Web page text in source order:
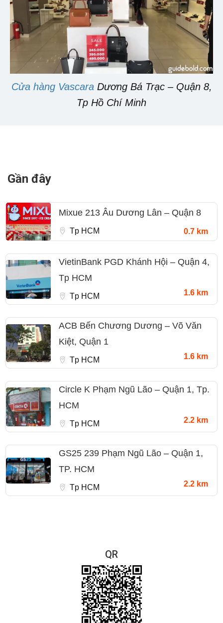
Cửa hàng VascaraDương Bá Trạc – Quận 8,
Tp Hồ Chí Minh
Gần đây
Mixue 213 Âu Dương Lân – Quận 8
Tp HCM 0.7 km
VietinBank PGD Khánh Hội – Quận 4,
Tp HCM
Tp HCM 1.6 km
ACB Bến Chương Dương – Võ Văn
Kiệt, Quận 1
Tp HCM 1.6 km
Circle K Phạm Ngũ Lão – Quận 1, Tp.
HCM
Tp HCM 2.2 km
GS25 239 Phạm Ngũ Lão – Quận 1,
TP. HCM
Tp HCM 2.2 km
QR